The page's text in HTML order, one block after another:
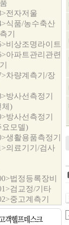
전자저울
식품/농수축산
기
비상조명라이트
아파트관리관련
차량계측기/장
방사선측정기
체)
방사선측정기
요모델)
생활용품측정기
의료기기/검사
법정등록장비
검교정/기타
중고계측기